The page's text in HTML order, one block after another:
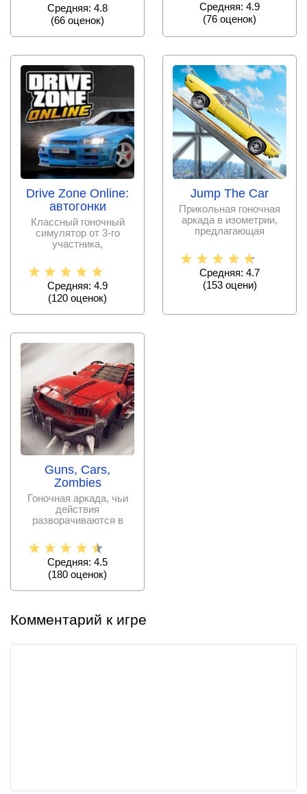
Средняя: 4.8
(66 оценок)
Средняя: 4.9
(76 оценок)
Drive Zone Online:
автогонки
Классный гоночный
симулятор от 3-го
участника,
множество режимов,
Средняя: 4.9
(120 оценок)
Jump The Car
Прикольная гоночная
аркада в изометрии,
предлагающая
автомобильный
Средняя: 4.7
(153оцени)
Guns, Cars,
Zombies
Гоночная аркада, чьи
действия
разворачиваются в
вселенной.
Средняя: 4.5
(180 оценок)
Комментарий к игре